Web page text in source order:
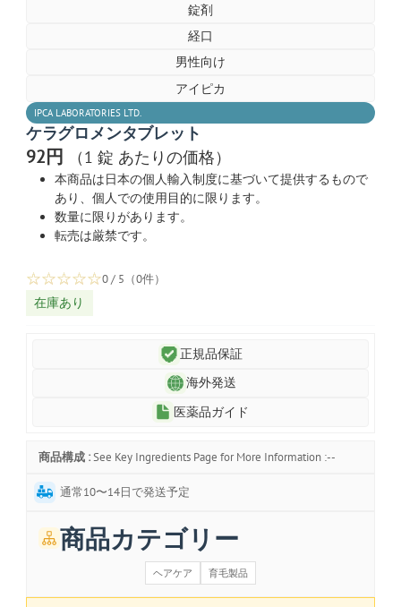
錠剤
経口
男性向け
アイピカ
IPCA LABORATORIES LTD.
ケラグロメンタブレット
92円 （1 錠 あたりの価格）
本商品は日本の個人輸入制度に基づいて提供するもので
あり、個人での使用目的に限ります。
数量に限りがあります。
転売は厳禁です。
☆☆☆☆☆0 / 5（0件）
在庫あり
正規品保証
海外発送
医薬品ガイド
商品構成 : See Key Ingredients Page for More Information :--
通常10〜14日で発送予定
商品カテゴリー
ヘアケア 育毛製品